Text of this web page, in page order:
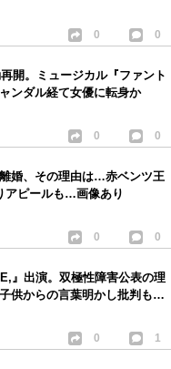
0 0
開。ミュージカル『ファント
ンダル経て女優に転身か
0 0
婚、その理由は…赤ベンツ王
アピールも…画像あり
0 0
』出演。双極性障害公表の理
供からの言葉明かし批判も…
0 1